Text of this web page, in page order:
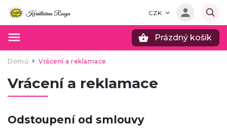
CZK
Prázdný košík
Domů / Vrácení a reklamace
Vrácení a reklamace
Odstoupení od smlouvy